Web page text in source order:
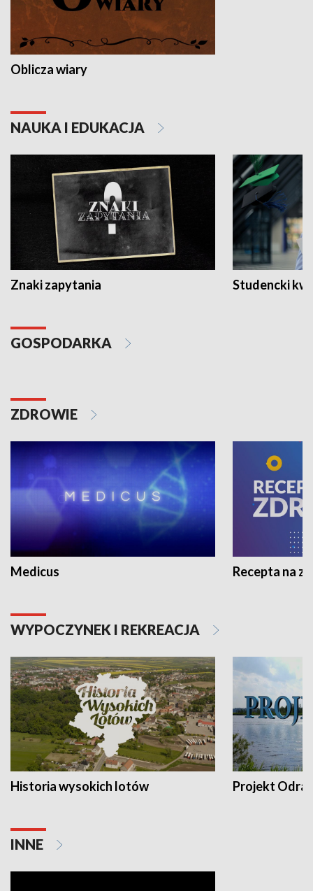
Oblicza wiary
NAUKA I EDUKACJA
Znaki zapytania Studencki
GOSPODARKA
ZDROWIE
Medicus Recepta na
WYPOCZYNEK I REKREACJA
Historia wysokich lotów Projekt Odra
INNE